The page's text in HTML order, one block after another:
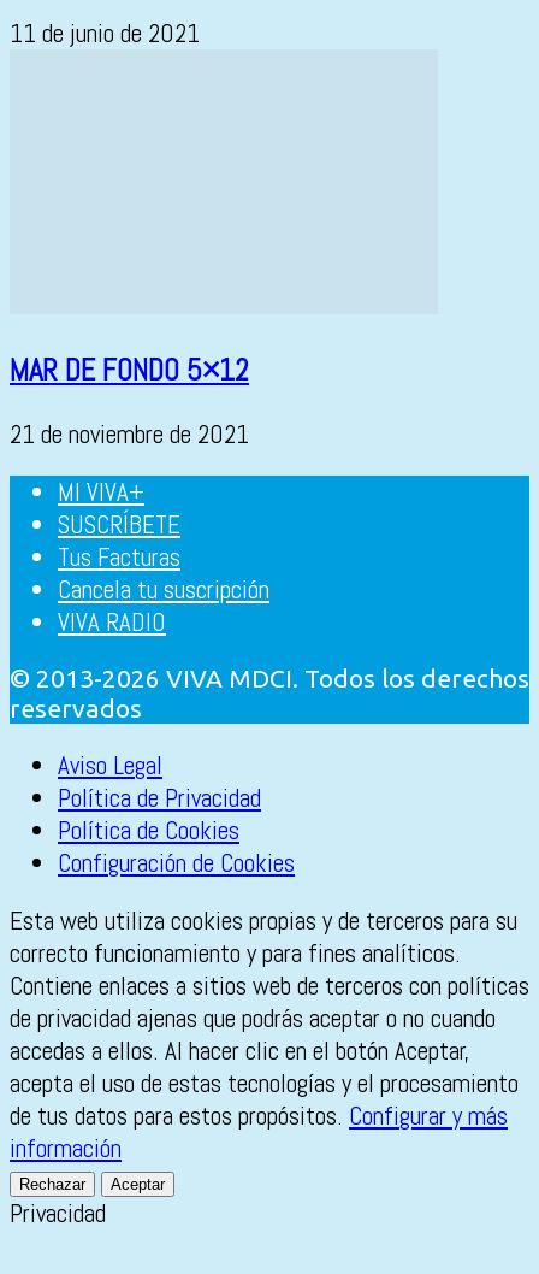
11 de junio de 2021
MAR DE FONDO 5×12
21 de noviembre de 2021
MI VIVA+
SUSCRÍBETE
Tus Facturas
Cancela tu suscripción
VIVA RADIO
© 2013-2026 VIVA MDCI. Todos los derechos
reservados
Aviso Legal
Política de Privacidad
Política de Cookies
Configuración de Cookies
Esta web utiliza cookies propias y de terceros para su
correcto funcionamiento y para fines analíticos.
Contiene enlaces a sitios web de terceros con políticas
de privacidad ajenas que podrás aceptar o no cuando
accedas a ellos. Al hacer clic en el botón Aceptar,
acepta el uso de estas tecnologías y el procesamiento
de tus datos para estos propósitos. Configurar y más
información
Rechazar Aceptar
Privacidad